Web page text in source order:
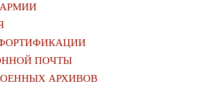
ПОЧТЫ
АРХИВОВ